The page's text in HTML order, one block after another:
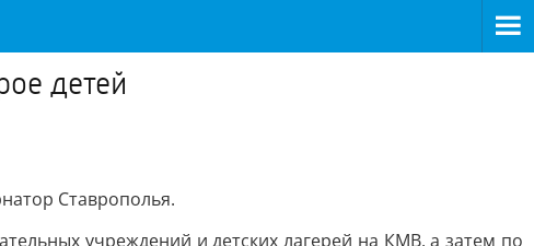
детей
Ставрополья.
учреждений и детских лагерей на КМВ, а затем по